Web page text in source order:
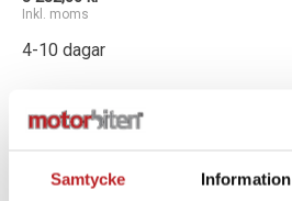
Samtycke Information
Inkl. moms
4-10 dagar
- +